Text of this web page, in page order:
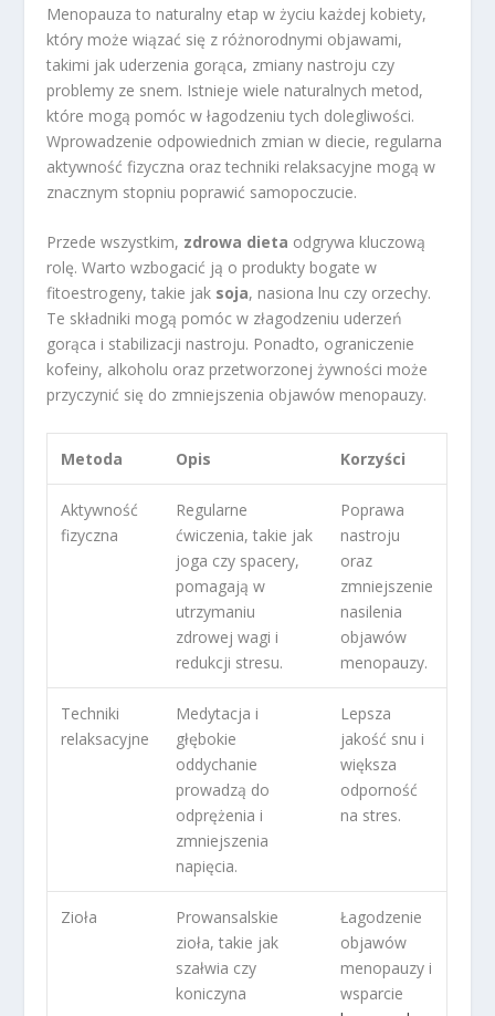
Menopauza to naturalny etap w życiu każdej kobiety,
który może wiązać się z różnorodnymi objawami,
takimi jak uderzenia gorąca, zmiany nastroju czy
problemy ze snem. Istnieje wiele naturalnych metod,
które mogą pomóc w łagodzeniu tych dolegliwości.
Wprowadzenie odpowiednich zmian w diecie, regularna
aktywność fizyczna oraz techniki relaksacyjne mogą w
znacznym stopniu poprawić samopoczucie.
Przede wszystkim, zdrowa dieta odgrywa kluczową
rolę. Warto wzbogacić ją o produkty bogate w
fitoestrogeny, takie jak soja, nasiona lnu czy orzechy.
Te składniki mogą pomóc w złagodzeniu uderzeń
gorąca i stabilizacji nastroju. Ponadto, ograniczenie
kofeiny, alkoholu oraz przetworzonej żywności może
przyczynić się do zmniejszenia objawów menopauzy.
Metoda Opis Korzyści
Aktywność
fizyczna
Regularne
ćwiczenia, takie jak
joga czy spacery,
pomagają w
utrzymaniu
zdrowej wagi i
redukcji stresu.
Poprawa
nastroju
oraz
zmniejszenie
nasilenia
objawów
menopauzy.
Techniki
relaksacyjne
Medytacja i
głębokie
oddychanie
prowadzą do
odprężenia i
zmniejszenia
napięcia.
Lepsza
jakość snu i
większa
odporność
na stres.
Zioła
Prowansalskie
zioła, takie jak
szałwia czy
koniczyna
Łagodzenie
objawów
menopauzy i
wsparcie